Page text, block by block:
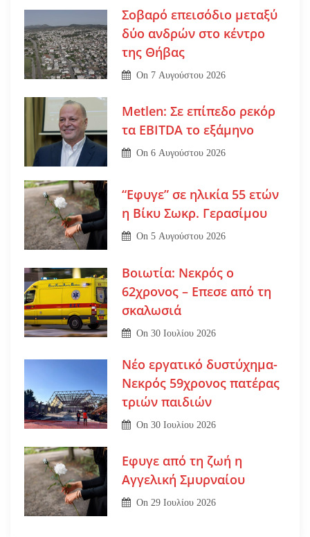
Σοβαρό επεισόδιο μεταξύ
δύο ανδρών στο κέντρο
της Θήβας
On 7 Αυγούστου 2026
Metlen: Σε επίπεδο ρεκόρ
τα EBITDA το εξάμηνο
On6 Αυγούστου 2026
“Εφυγε” σε ηλικία 55 ετών
η Βίκυ Σωκρ. Γερασίμου
On5 Αυγούστου 2026
Βοιωτία: Νεκρός ο
62χρονος – Επεσε από τη
σκαλωσιά
On30 Ιουλίου 2026
Νέο εργατικό δυστύχημα-
Νεκρός 59χρονος πατέρας
τριών παιδιών
On30 Ιουλίου 2026
Εφυγε από τη ζωή η
Αγγελική Σμυρναίου
On29 Ιουλίου 2026